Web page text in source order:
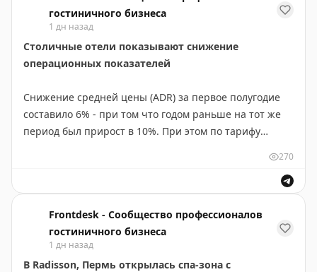
гостиничного бизнеса
1 дн назад
Столичные отели показывают снижение
операционных показателей
Снижение средней цены (ADR) за первое полугодие
составило 6% - при том что годом раньше на тот же
период был прирост в 10%. При этом по тарифу
https://www.frontdesk.ru/article/stolichnye-oteli-stali-
270
Frontdesk - Сообщество профессионалов
гостиничного бизнеса
1 дн назад
В Radisson, Пермь открылась спа-зона с